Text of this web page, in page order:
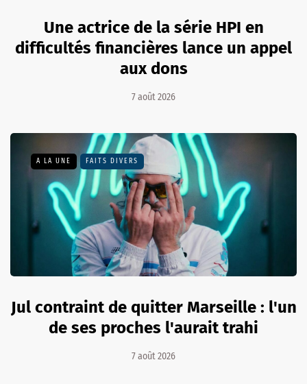
Une actrice de la série HPI en
difficultés financières lance un appel
aux dons
7 août 2026
A LA UNE FAITS DIVERS
Jul contraint de quitter Marseille : l'un
de ses proches l'aurait trahi
7 août 2026